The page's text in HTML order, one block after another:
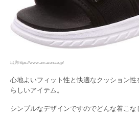
出典https://www.amazon.co.jp/
心地よいフィット性と快適なクッション
らしいアイテム。
シンプルなデザインですのでどんな着こな